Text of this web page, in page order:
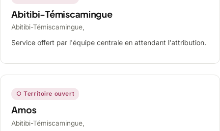
Abitibi-Témiscamingue
Abitibi-Témiscamingue,
Service offert par l'équipe centrale en attendant l'attribution.
○ Territoire ouvert
Amos
Abitibi-Témiscamingue,